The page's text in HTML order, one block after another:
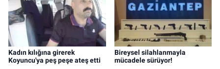
Kadın kılığına girerek
Koyuncu'ya peş peşe ateş etti
Bireysel silahlanmayla
mücadele sürüyor!